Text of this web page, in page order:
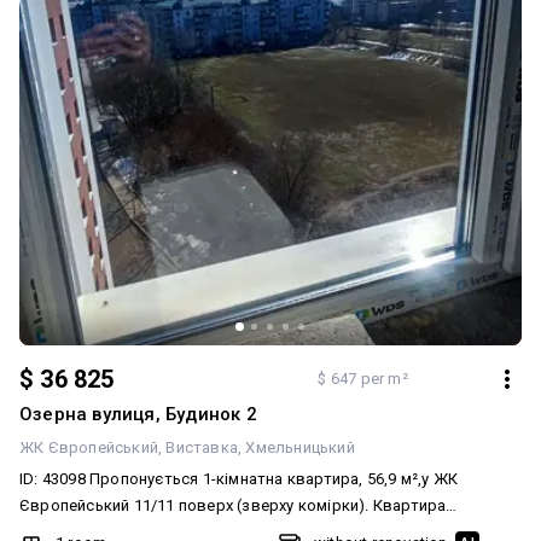
експлуатацію забудовник власним коштом переводить його у
житловий фонд та підключає газ. Ціна - 29000 грн за м² за курсом
на день. Ми — найбільше агентство нерухомості OSNOVA. Наша
команда забезпечує повний супровід угоди та допомагає
зробити покупку максимально комфортною і безпечною.
Телефонуйте, щоб дізнатися більше інформації. Домовимось про
перегляд у зручний для вас час.
$ 36 825 $ 647 per m²
Озерна вулиця, Будинок 2
ЖК Європейський Виставка Хмельницький
ID: 43098 Пропонується 1-кімнатна квартира, 56,9 м²,у ЖК
Європейський 11/11 поверх (зверху комірки). Квартира
простора, дуже світла, з гарним краєвидом. Вільне планування —